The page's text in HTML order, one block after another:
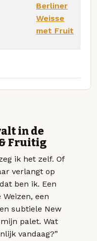
Berliner
Weisse
met Fruit
in de
Fruitig
ik het zelf. Of
verlangt op
ben ik. Een
een
subtiele New
palet. Wat
vandaag?”